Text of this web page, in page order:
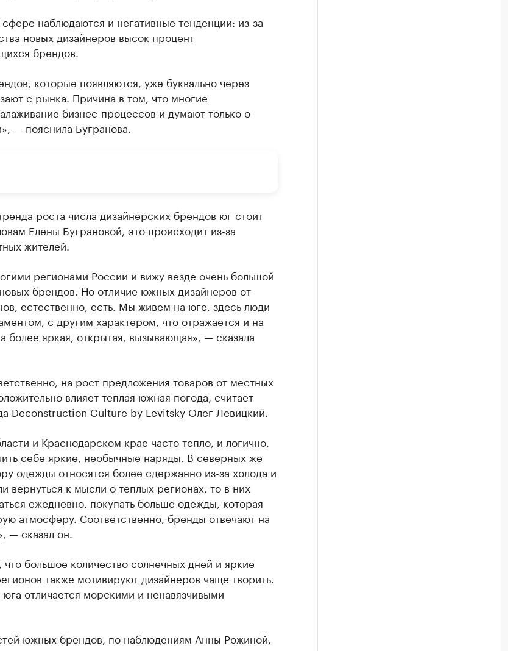
наблюдаются и негативные тенденции: из-за
новых дизайнеров высок процент
брендов.
которые появляются, уже буквально через
с рынка. Причина в том, что многие
бизнес-процессов и думают только о
— пояснила Бугранова.
роста числа дизайнерских брендов юг стоит
Елены Буграновой, это происходит из-за
жителей.
регионами России и вижу везде очень большой
брендов. Но отличие южных дизайнеров от
естественно, есть. Мы живем на юге, здесь люди
с другим характером, что отражается и на
более яркая, открытая, вызывающая», — сказала
на рост предложения товаров от местных
влияет теплая южная погода, считает
Deconstruction Culture by Levitsky Олег Левицкий.
и Краснодарском крае часто тепло, и логично,
себе яркие, необычные наряды. В северных же
одежды относятся более сдержанно из-за холода и
вернуться к мысли о теплых регионах, то в них
ежедневно, покупать больше одежды, которая
атмосферу. Соответственно, бренды отвечают на
— сказал он.
большое количество солнечных дней и яркие
также мотивируют дизайнеров чаще творить.
отличается морскими и ненавязчивыми
южных брендов, по наблюдениям Анны Рожиной,